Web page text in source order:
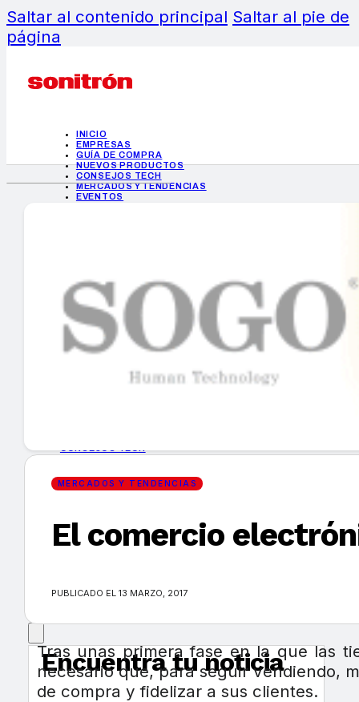
Saltar al contenido principal Saltar al pie de
página
INICIO
EMPRESAS
GUÍA DE COMPRA
NUEVOS PRODUCTOS
CONSEJOS TECH
MERCADOS Y TENDENCIAS
EVENTOS
INICIO
EMPRESAS
GUÍA DE COMPRA
MERCADOS Y TENDENCIAS
EVENTOS
Encuentra tu noticia
MERCADOS Y TENDENCIAS
El comercio
PUBLICADO EL 13 MARZO, 2017
Tras unas primera fase en la que las
necesario que, para seguir vendiendo,
de compra y fidelizar a sus clientes.